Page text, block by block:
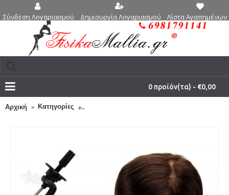
Σύνδεση Λογαριασμού Δημιουργία Λογαριασμού Λίστα Αγαπημένων
0 προϊόν(τα) - €0,00
Αρχική Κατηγορίες